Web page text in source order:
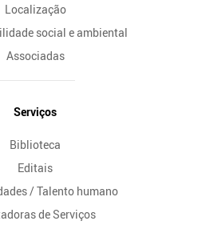
Localização
social e ambiental
Associadas
Serviços
Biblioteca
Editais
/ Talento humano
de Serviços